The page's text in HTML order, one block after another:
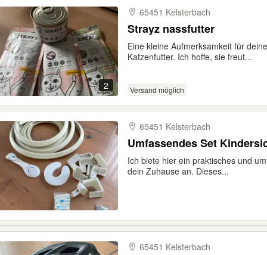
2
65451 Kelsterbach
Strayz nassfutter
Eine kleine Aufmerksamkeit für
Katzenfutter. Ich hoffe, sie freut...
Versand möglich
65451 Kelsterbach
Umfassendes Set
Ich biete hier ein praktisches und
dein Zuhause an. Dieses...
65451 Kelsterbach